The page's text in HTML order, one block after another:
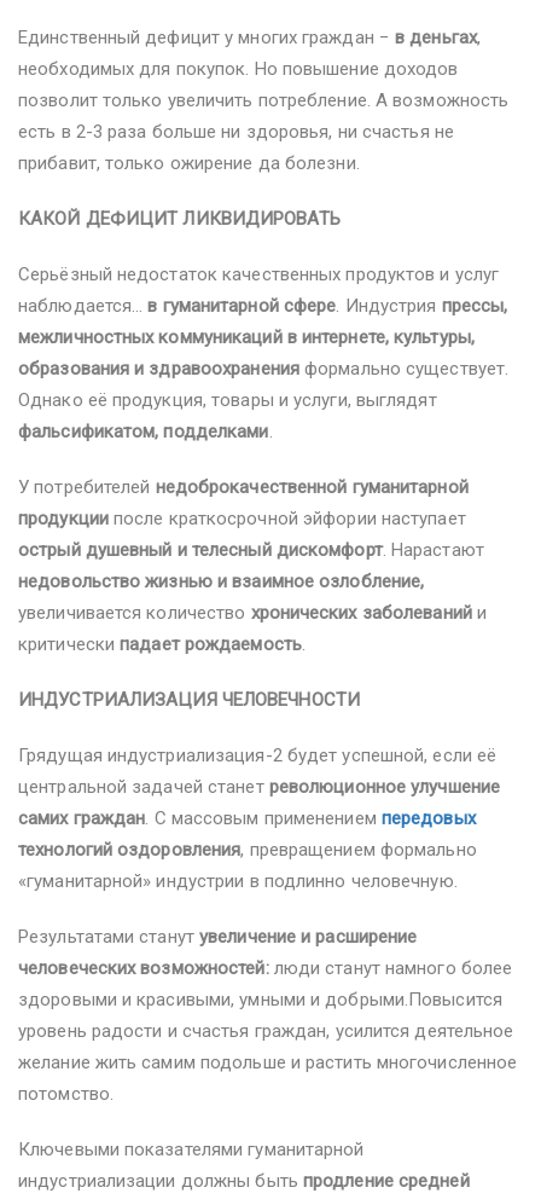
Единственный дефицит у многих граждан −в деньгах,
необходимых для покупок. Но повышение доходов
позволит только увеличить потребление. А возможность
есть в 2-3 раза больше ни здоровья, ни счастья не
прибавит, только ожирение да болезни.
КАКОЙ ДЕФИЦИТ ЛИКВИДИРОВАТЬ
Серьёзный недостаток качественных продуктов и услуг
наблюдается…в гуманитарной сфере. Индустрия прессы,
межличностных коммуникаций в интернете, культуры,
образования и здравоохраненияформально существует.
Однако её продукция, товары и услуги, выглядят
фальсификатом, подделками.
У потребителей недоброкачественной гуманитарной
продукции после краткосрочной эйфории наступает
острый душевный и телесный дискомфорт. Нарастают
недовольство жизнью и взаимное озлобление,
увеличивается количество хронических заболеваний и
критическипадает рождаемость.
ИНДУСТРИАЛИЗАЦИЯ ЧЕЛОВЕЧНОСТИ
Грядущая индустриализация-2 будет успешной, если её
центральной задачей станет революционное улучшение
самих граждан. С массовым применением передовых
технологий оздоровления, превращением формально
«гуманитарной» индустрии в подлинно человечную.
Результатами станутувеличение и расширение
человеческих возможностей:люди станут намного более
здоровыми и красивыми, умными и добрыми.Повысится
уровень радости и счастья граждан, усилится деятельное
желание жить самим подольше и растить многочисленное
потомство.
Ключевыми показателями гуманитарной
индустриализации должны быть продление средней